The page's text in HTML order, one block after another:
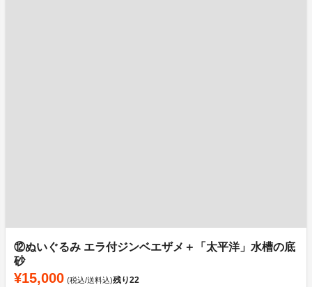
⑫ぬいぐるみ エラ付ジンベエザメ＋「太平洋」水槽の底
砂
¥15,000 (税込/送料込)残り22